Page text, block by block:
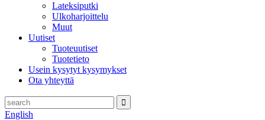
Lateksiputki
Ulkoharjoittelu
Muut
Uutiset
Tuoteuutiset
Tuotetieto
Usein kysytyt kysymykset
Ota yhteyttä
English